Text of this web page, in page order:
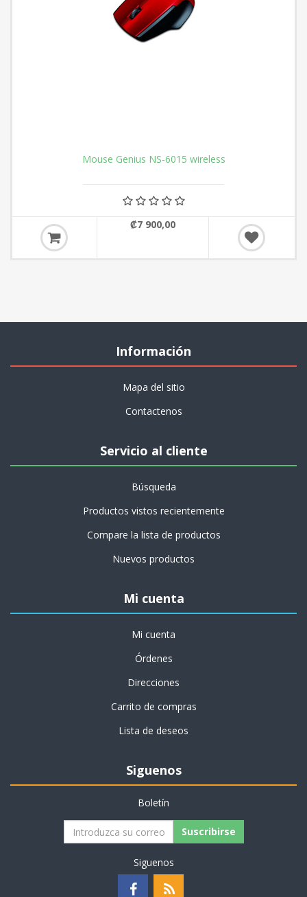
Mouse Genius NS-6015 wireless
₡7 900,00
Información
Mapa del sitio
Contactenos
Servicio al cliente
Búsqueda
Productos vistos recientemente
Compare la lista de productos
Nuevos productos
Mi cuenta
Mi cuenta
Órdenes
Direcciones
Carrito de compras
Lista de deseos
Siguenos
Boletín
Suscribirse
Siguenos